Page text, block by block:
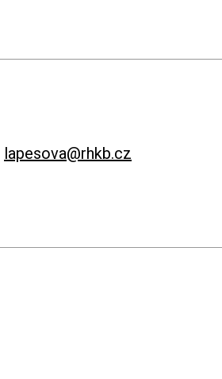
lapesova@rhkb.cz